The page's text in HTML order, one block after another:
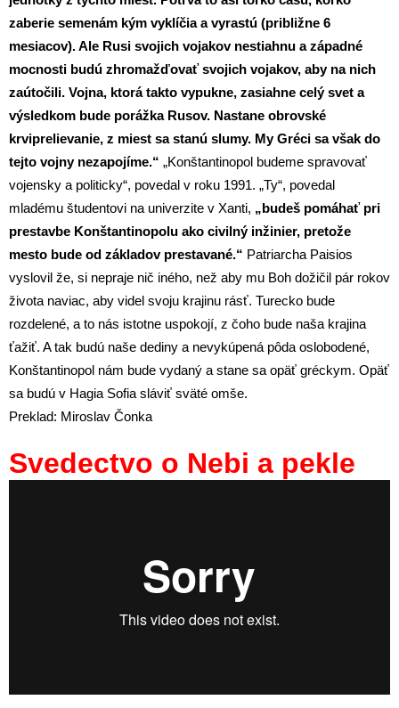
zaberie semenám kým vyklíčia a vyrastú (približne 6
mesiacov). Ale Rusi svojich vojakov nestiahnu a západné
mocnosti budú zhromažďovať svojich vojakov, aby na nich
zaútočili. Vojna, ktorá takto vypukne, zasiahne celý svet a
výsledkom bude porážka Rusov. Nastane obrovské
krviprelievanie, z miest sa stanú slumy. My Gréci sa však do
tejto vojny nezapojíme.“ „Konštantinopol budeme spravovať
vojensky a politicky“, povedal v roku 1991. „Ty“, povedal
mladému študentovi na univerzite v Xanti, „budeš pomáhať pri
prestavbe Konštantinopolu ako civilný inžinier, pretože
mesto bude od základov prestavané.“ Patriarcha Paisios
vyslovil že, si nepraje nič iného, než aby mu Boh dožičil pár rokov
života naviac, aby videl svoju krajinu rásť. Turecko bude
rozdelené, a to nás istotne uspokojí, z čoho bude naša krajina
ťažiť. A tak budú naše dediny a nevykúpená pôda oslobodené,
Konštantinopol nám bude vydaný a stane sa opäť gréckym. Opäť
sa budú v Hagia Sofia sláviť sväté omše.
Preklad: Miroslav Čonka
Svedectvo o Nebi a pekle